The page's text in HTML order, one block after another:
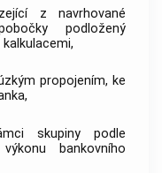
z navrhované
podložený
propojením, ke
skupiny podle
bankovního